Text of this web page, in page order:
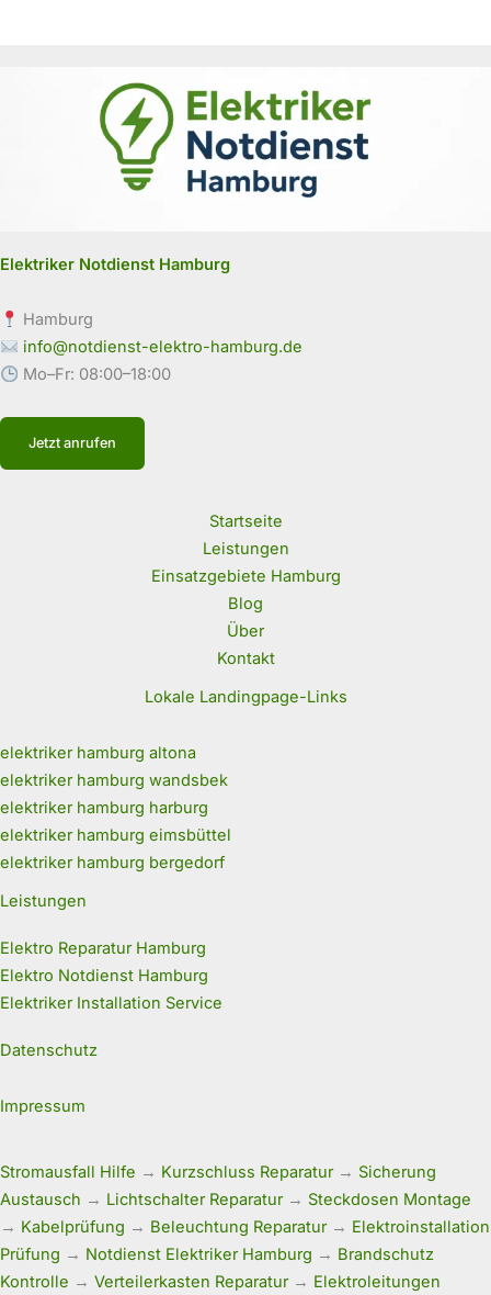
Elektriker Notdienst Hamburg
Hamburg
info@notdienst-elektro-hamburg.de
Mo–Fr: 08:00–18:00
Jetzt anrufen
Startseite
Leistungen
Einsatzgebiete Hamburg
Blog
Über
Kontakt
Lokale Landingpage-Links
elektriker hamburg altona
elektriker hamburg wandsbek
elektriker hamburg harburg
elektriker hamburg eimsbüttel
elektriker hamburg bergedorf
Leistungen
Elektro Reparatur Hamburg
Elektro Notdienst Hamburg
Elektriker Installation Service
Datenschutz
Impressum
Stromausfall Hilfe → Kurzschluss Reparatur→ Sicherung
Austausch → Lichtschalter Reparatur→ Steckdosen Montage
→ Kabelprüfung → Beleuchtung Reparatur→ Elektroinstallation
Prüfung → Notdienst Elektriker Hamburg → Brandschutz
Kontrolle → Verteilerkasten Reparatur→ Elektroleitungen